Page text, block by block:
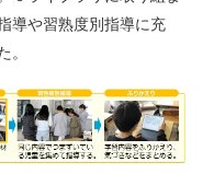
導や習熟度別指導に充
。